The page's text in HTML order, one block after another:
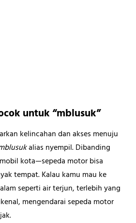
untuk “mblusuk”
kelincahan dan akses menuju
alias nyempil. Dibanding
kota—sepeda motor bisa
tempat. Kalau kamu mau ke
seperti air terjun, terlebih yang
mengendarai sepeda motor